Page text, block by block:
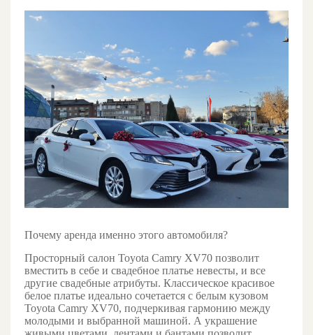
Почему аренда именно этого автомобиля?
Просторный салон Toyota Camry XV70 позволит
вместить в себе и свадебное платье невесты, и все
другие свадебные атрибуты. Классическое красивое
белое платье идеально сочетается с белым кузовом
Toyota Camry XV70, подчеркивая гармонию между
молодыми и выбранной машиной. А украшение